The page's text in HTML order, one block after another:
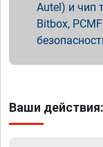
Autel) и чип
Bitbox,
Ваши действия: